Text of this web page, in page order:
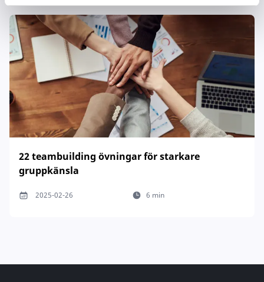
22 teambuilding övningar för starkare
gruppkänsla
2025-02-26 6 min